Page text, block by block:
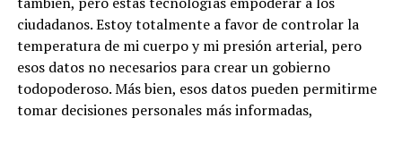
ciudadanos. Estoy totalmente a favor de controlar la
temperatura de mi cuerpo y mi presión arterial, pero
esos datos no necesarios para crear un gobierno
todopoderoso. Más bien, esos datos pueden permitirme
tomar decisiones personales más informadas,